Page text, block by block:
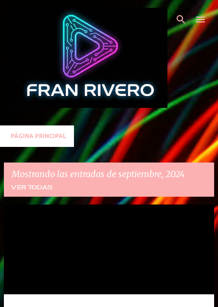
Ir al contenido principal
PÁGINA PRINCIPAL
Mostrando las entradas de septiembre, 2024
VER TODAS
t
r
a
d